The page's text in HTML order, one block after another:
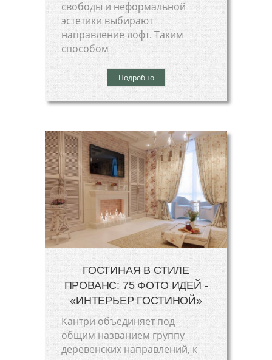
свободы и неформальной
эстетики выбирают
направление лофт. Таким
способом
Подробно
ГОСТИНАЯ В СТИЛЕ
ПРОВАНС: 75 ФОТО ИДЕЙ -
«ИНТЕРЬЕР ГОСТИНОЙ»
Кантри объединяет под
общим названием группу
деревенских направлений, к